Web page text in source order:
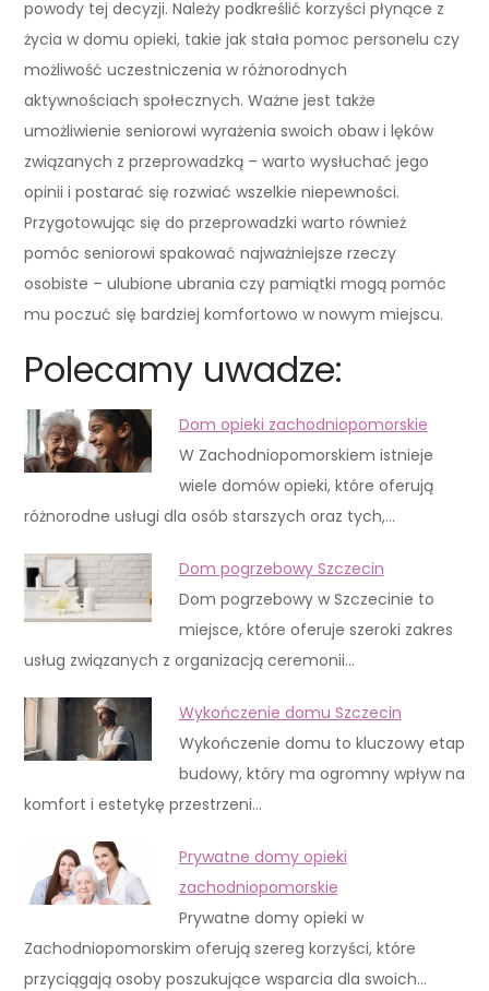
powody tej decyzji. Należy podkreślić korzyści płynące z
życia w domu opieki, takie jak stała pomoc personelu czy
możliwość uczestniczenia w różnorodnych
aktywnościach społecznych. Ważne jest także
umożliwienie seniorowi wyrażenia swoich obaw i lęków
związanych z przeprowadzką – warto wysłuchać jego
opinii i postarać się rozwiać wszelkie niepewności.
Przygotowując się do przeprowadzki warto również
pomóc seniorowi spakować najważniejsze rzeczy
osobiste – ulubione ubrania czy pamiątki mogą pomóc
mu poczuć się bardziej komfortowo w nowym miejscu.
Polecamy uwadze:
Dom opieki zachodniopomorskie
W Zachodniopomorskiem istnieje
wiele domów opieki, które oferują
różnorodne usługi dla osób starszych oraz tych,…
Dom pogrzebowy Szczecin
Dom pogrzebowy w Szczecinie to
miejsce, które oferuje szeroki zakres
usług związanych z organizacją ceremonii…
Wykończenie domu Szczecin
Wykończenie domu to kluczowy etap
budowy, który ma ogromny wpływ na
komfort i estetykę przestrzeni…
Prywatne domy opieki
zachodniopomorskie
Prywatne domy opieki w
Zachodniopomorskim oferują szereg korzyści, które
przyciągają osoby poszukujące wsparcia dla swoich…